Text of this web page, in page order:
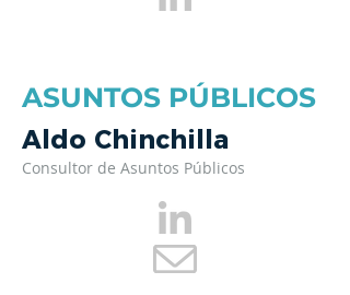
ASUNTOS PÚBLICOS
Aldo Chinchilla
Consultor de Asuntos Públicos